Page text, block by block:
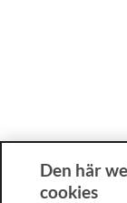
Den här
cookies